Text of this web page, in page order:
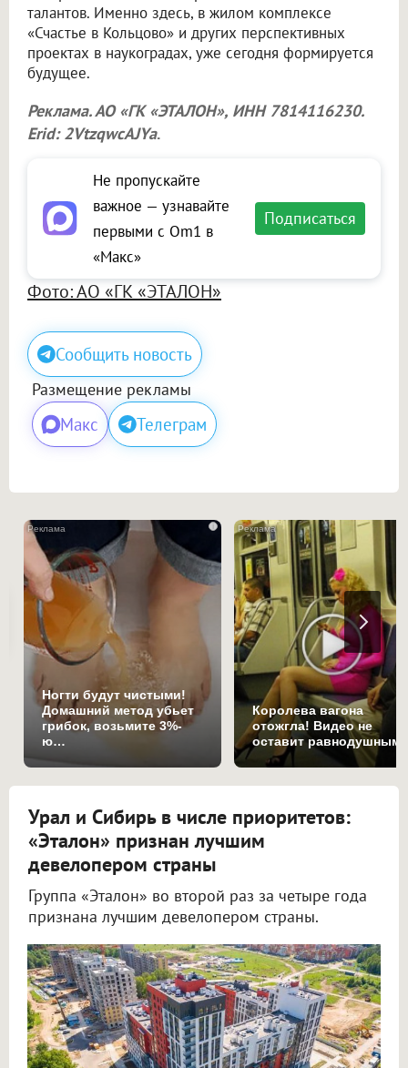
талантов. Именно здесь, в жилом комплексе
«Счастье в Кольцово» и других перспективных
проектах в наукоградах, уже сегодня формируется
будущее.
Реклама. АО «ГК «ЭТАЛОН», ИНН 7814116230.
Erid: 2VtzqwcAJYa.
Не пропускайте
важное — узнавайте
первыми с Om1 в
«Макс»
Подписаться
Фото: АО «ГК «ЭТАЛОН»
Сообщить новость
Размещение рекламы
Макс Телеграм
i
Ногти будут чистыми!
Домашний метод убьет
грибок, возьмите 3%-
ю…
Королева вагона
отожгла! Видео не
оставит равнодушным
Урал и Сибирь в числе приоритетов:
«Эталон» признан лучшим
девелопером страны
Группа «Эталон» во второй раз за четыре года
признана лучшим девелопером страны.